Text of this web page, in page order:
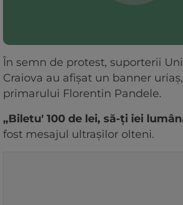
În semn de protest, suporterii
Craiova au afișat un banner
primarului Florentin Pandele.
„Biletu' 100 de lei, să-ți iei
fost mesajul ultrașilor olteni.